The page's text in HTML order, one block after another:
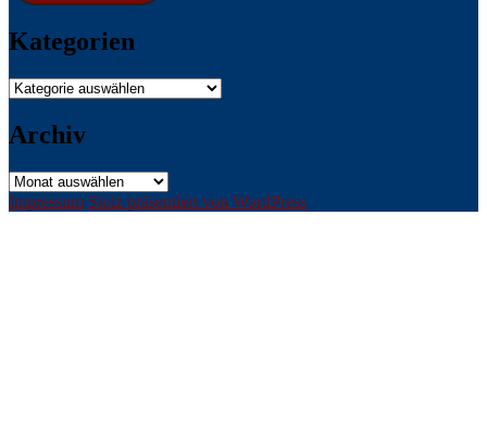
Kategorien
Kategorien
Archiv
Archiv
Impressum Stolz präsentiert von WordPress